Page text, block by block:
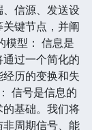
信源、发送设
键节点，并阐
模型： 信息是
过一个简化的
历的变换和失
信号是信息的
基础。我们将
周期信号、能